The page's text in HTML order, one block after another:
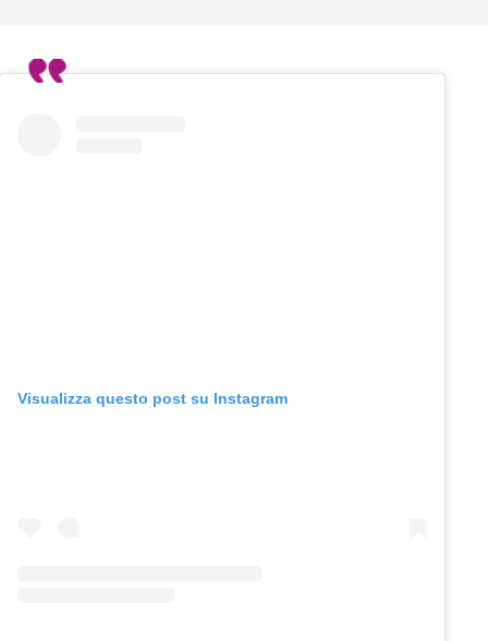
Visualizza questo post su Instagram